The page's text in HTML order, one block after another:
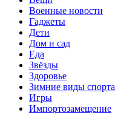
Военные новости
Гаджеты
Дети
Дом и сад
Еда
Звёзды
Здоровье
Зимние виды спорта
Игры
Импортозамещение